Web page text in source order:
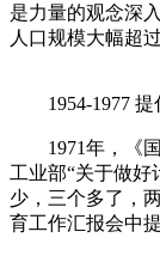
是力量的观念深
人口规模大幅超
1954-1977 提
1971年，《国
工业部“关于做好
少，三个多了，
育工作汇报会中